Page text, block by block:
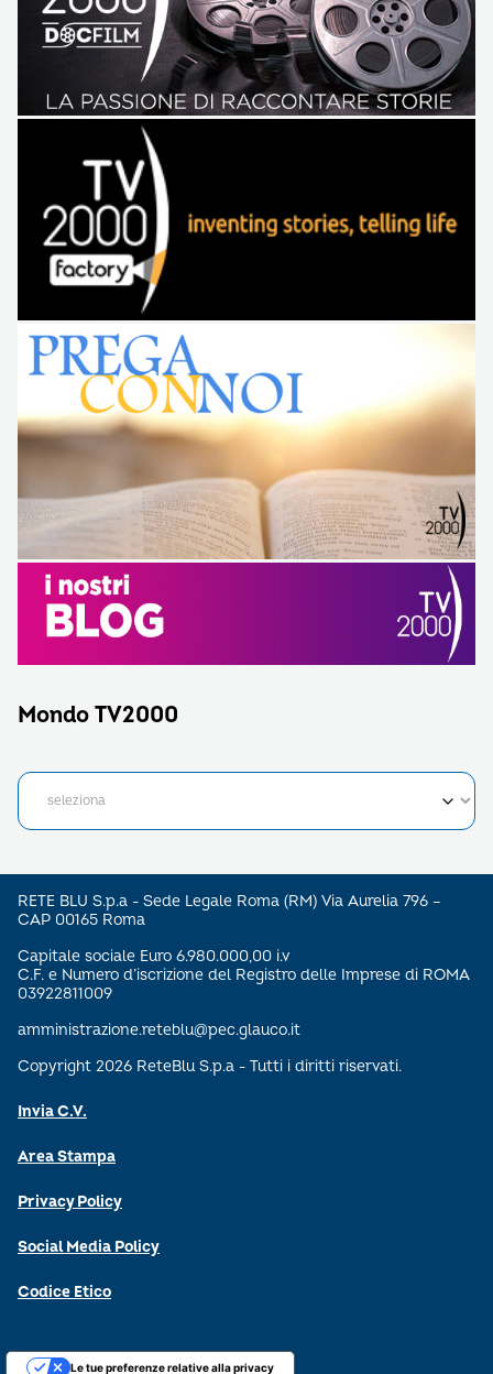
Mondo TV2000
RETE BLU S.p.a - Sede Legale Roma (RM) Via Aurelia 796 –
CAP 00165 Roma
Capitale sociale Euro 6.980.000,00 i.v
C.F. e Numero d’iscrizione del Registro delle Imprese di ROMA
03922811009
amministrazione.reteblu@pec.glauco.it
Copyright 2026 ReteBlu S.p.a - Tutti i diritti riservati.
Invia C.V.
Area Stampa
Privacy Policy
Social Media Policy
Codice Etico
Le tue preferenze relative alla privacy